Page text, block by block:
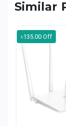
Similar
৳135.00 Off